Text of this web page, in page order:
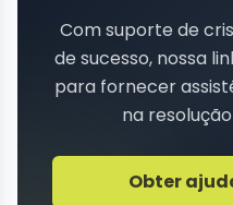
Com suporte de
de sucesso, nossa
para fornecer
na
Obter